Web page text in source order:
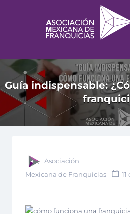
Guía indispensable:
Asociación
Mexicana de Franquicias